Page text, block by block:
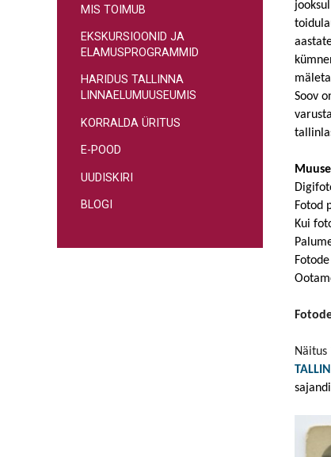
MIS TOIMUB
EKSKURSIOONID JA
ELAMUSPROGRAMMID
HARIDUS TALLINNA
LINNAELUMUUSEUMIS
KORRALDA ÜRITUS
E-POOD
UUDISKIRI
BLOGI
Soov
Fotod
Kui